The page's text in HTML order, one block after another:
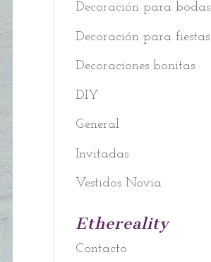
Decoración para bodas
Decoración para fiestas
Decoraciones bonitas
DIY
General
Invitadas
Vestidos Novia
Ethereality
Contacto